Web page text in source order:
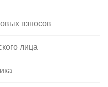
взносов
лица